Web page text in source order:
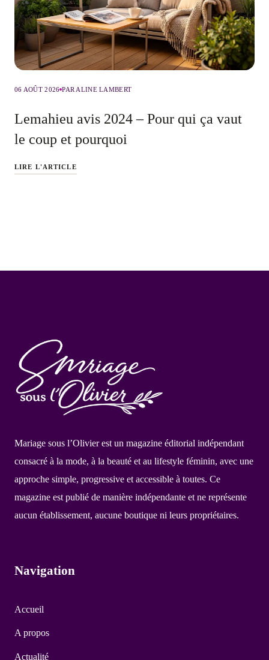
06 AOÛT 2026 PAR ALINE LAMBERT
Lemahieu avis 2024 – Pour qui ça vaut
le coup et pourquoi
LIRE L'ARTICLE
Mariage sous l’Olivier est un magazine éditorial indépendant
consacré à la mode, à la beauté et au lifestyle féminin, avec une
approche simple, progressive et accessible à toutes. Ce
magazine est publié de manière indépendante et ne représente
aucun établissement, aucune boutique ni leurs propriétaires.
Navigation
Accueil
A propos
Actualité